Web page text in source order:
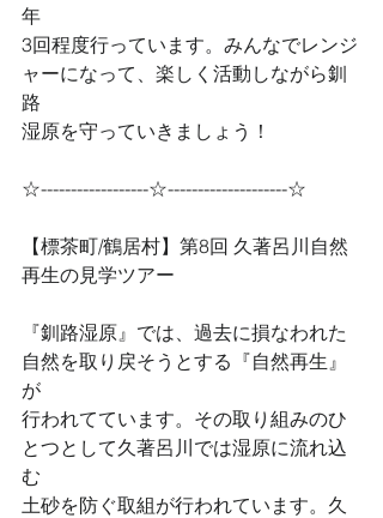
年
3回程度行っています。みんなでレンジ
ャーになって、楽しく活動しながら釧
路
湿原を守っていきましょう！
☆------------------☆--------------------☆
【標茶町/鶴居村】第8回 久著呂川自然
再生の見学ツアー
『釧路湿原』では、過去に損なわれた
自然を取り戻そうとする『自然再生』
が
行われてています。その取り組みのひ
とつとして久著呂川では湿原に流れ込
む
土砂を防ぐ取組が行われています。久